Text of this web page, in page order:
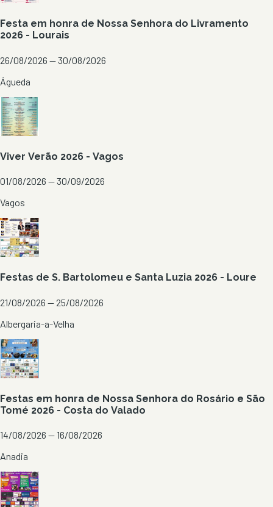
Festa em honra de Nossa Senhora do Livramento
2026 - Lourais
26/08/2026 — 30/08/2026
Águeda
Viver Verão 2026 - Vagos
01/08/2026 — 30/09/2026
Vagos
Festas de S. Bartolomeu e Santa Luzia 2026 - Loure
21/08/2026 — 25/08/2026
Albergaria-a-Velha
Festas em honra de Nossa Senhora do Rosário e São
Tomé 2026 - Costa do Valado
14/08/2026 — 16/08/2026
Anadia